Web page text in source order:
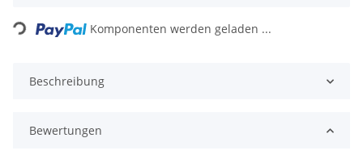
Komponenten werden geladen ...
Beschreibung
Bewertungen